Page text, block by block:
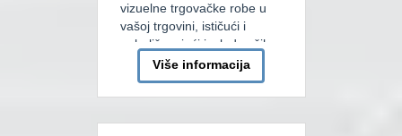
vizuelne trgovačke robe u
vašoj trgovini, ističući i
poboljšavajući izgled vaših
proizvoda bilo u rasutom
stanju ili pojedinačno.
Metalne police za odlaganje
Više informacija